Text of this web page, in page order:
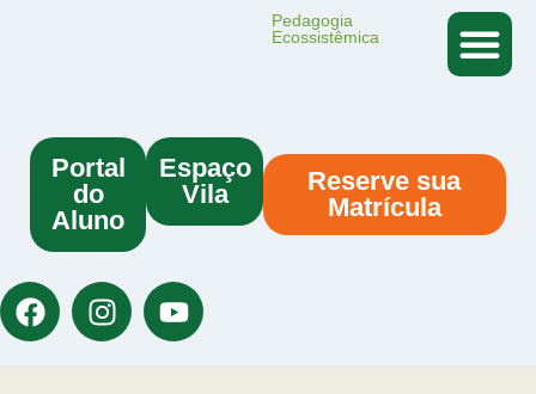
Pedagogia
Ecossistêmica
Portal
do
Aluno
Espaço
Vila
Reserve sua
Matrícula